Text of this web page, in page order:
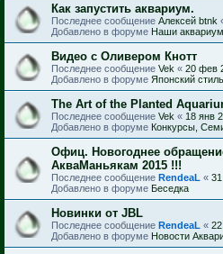
Как запустить аквариум.
Последнее сообщение Алексей btnk
Добавлено в форуме Наши
Видео с Оливером Кнотт
Последнее сообщение Vek « 20 фев
Добавлено в форуме Японский
The Art of the Planted
Последнее сообщение Vek « 18 янв
Добавлено в форуме Конкурсы,
Офиц. Новогоднее
АкваМаньякам 2015 !!!
Последнее сообщение RendeaL «
Добавлено в форуме Беседка
Новинки от JBL
Последнее сообщение RendeaL «
Добавлено в форуме Новости